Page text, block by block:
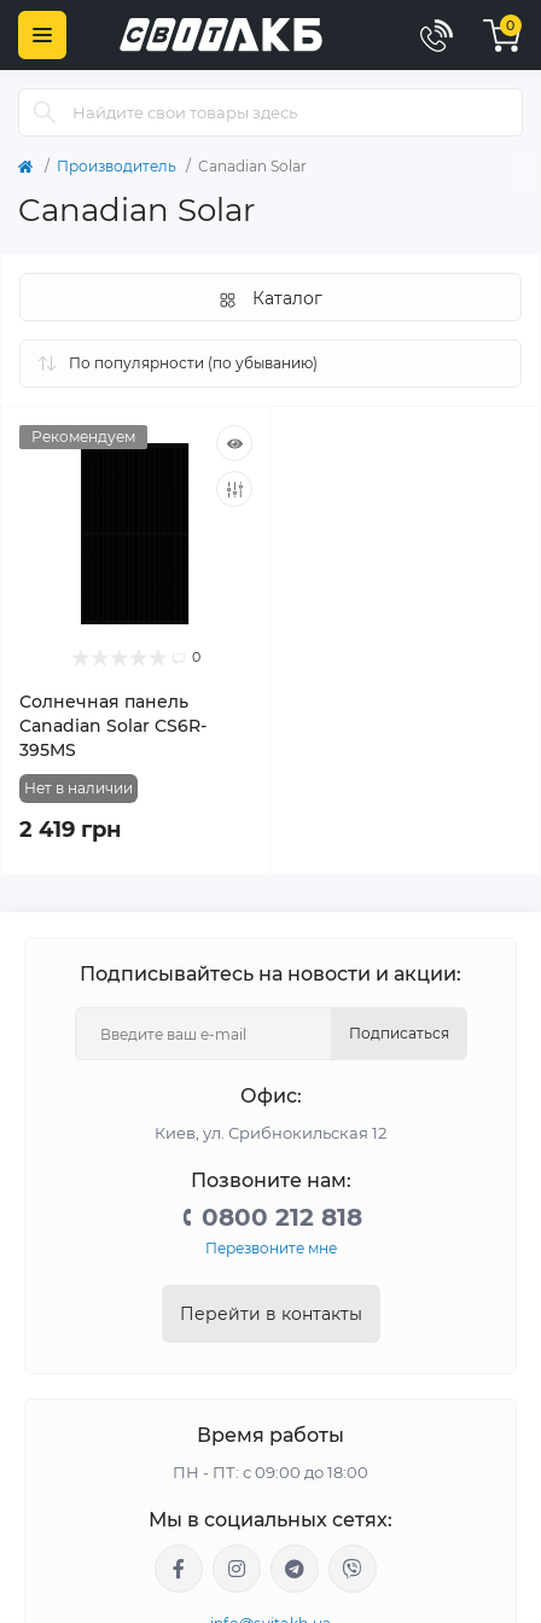
0
Производитель Canadian Solar
Canadian Solar
Каталог
Рекомендуем
0
Солнечная панель
Canadian Solar CS6R-
395MS
Нет в наличии
2 419 грн
Подписывайтесь на новости и акции:
Подписаться
Офис:
Киев, ул. Срибнокильская 12
Позвоните нам:
0800 212 818
Перезвоните мне
Перейти в контакты
Время работы
ПН - ПТ: с 09:00 до 18:00
Мы в социальных сетях: